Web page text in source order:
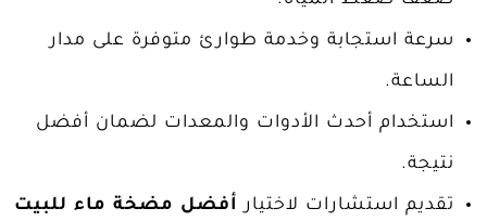
سرعة استجابة وخدمة طوارئ متوفرة على مدار
الساعة.
استخدام أحدث الأدوات والمعدات لضمان أفضل
نتيجة.
تقديم استشارات لاختيار أفضل مضخة ماء للبيت